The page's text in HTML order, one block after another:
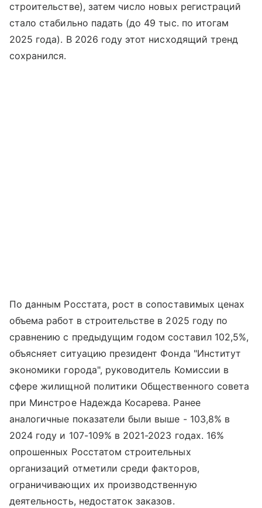
строительстве), затем число новых регистраций
стало стабильно падать (до 49 тыс. по итогам
2025 года). В 2026 году этот нисходящий тренд
сохранился.
По данным Росстата, рост в сопоставимых ценах
объема работ в строительстве в 2025 году по
сравнению с предыдущим годом составил 102,5%,
объясняет ситуацию президент Фонда "Институт
экономики города", руководитель Комиссии в
сфере жилищной политики Общественного совета
при Минстрое Надежда Косарева. Ранее
аналогичные показатели были выше - 103,8% в
2024 году и 107-109% в 2021-2023 годах. 16%
опрошенных Росстатом строительных
организаций отметили среди факторов,
ограничивающих их производственную
деятельность, недостаток заказов.